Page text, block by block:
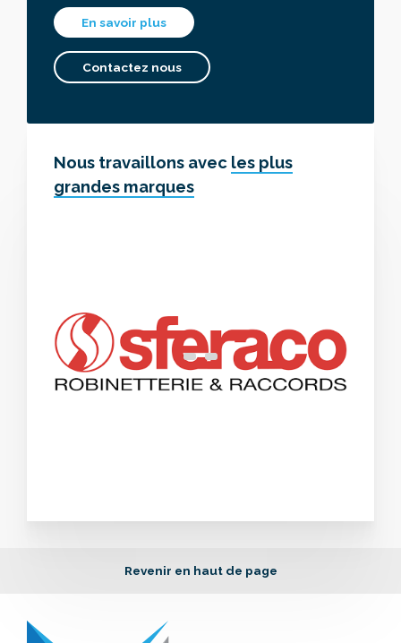
En savoir plus
Contactez nous
Nous travaillons avec les plus
grandes marques
Revenir en haut de page